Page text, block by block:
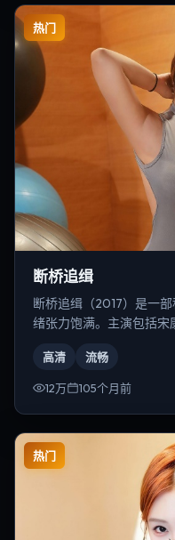
热门
断桥追缉
断桥追缉（2017）是一
绪张力饱满。主演包括宋
高清 流畅
12万 105个月前
热门